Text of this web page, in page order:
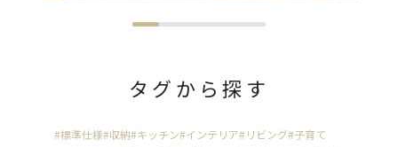
タグから探す
#標準仕様#収納#キッチン#インテリア#リビング#子育て